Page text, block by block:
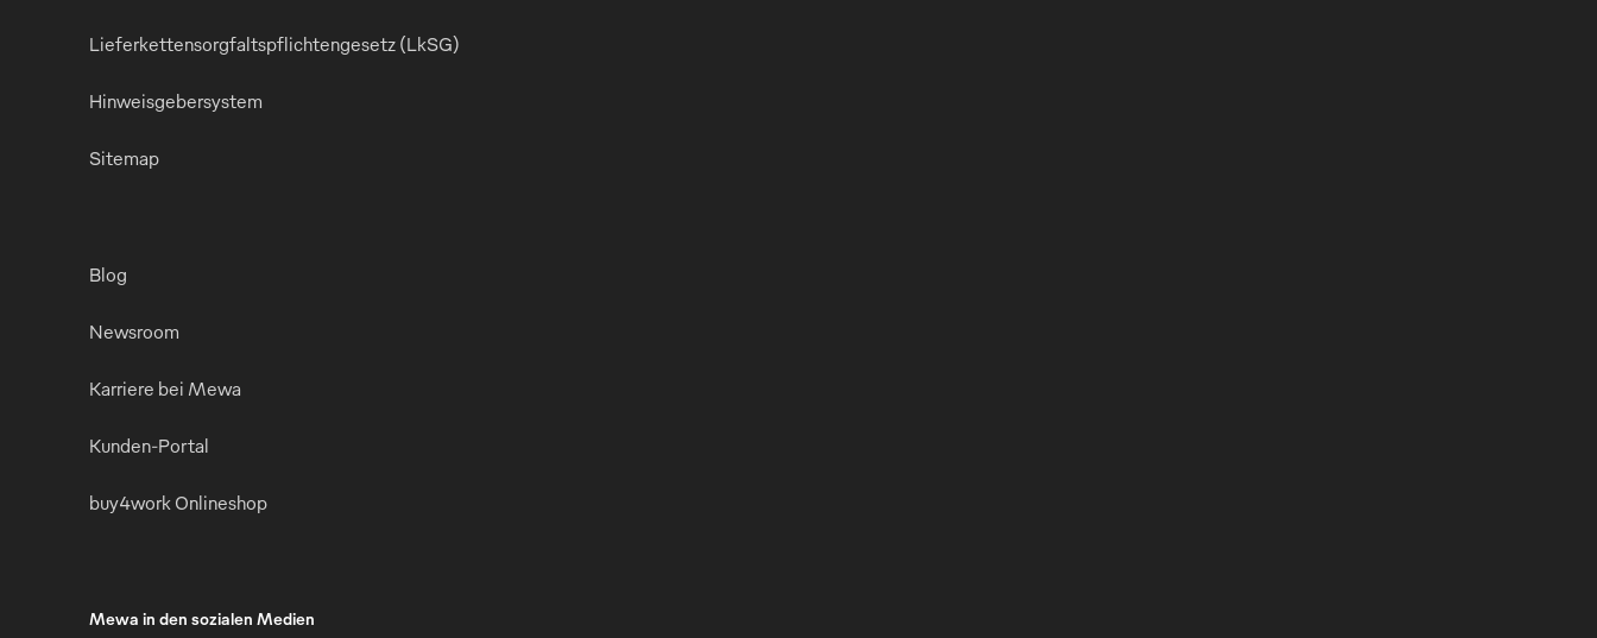
Lieferkettensorgfaltspflichtengesetz (LkSG)
Hinweisgebersystem
Sitemap
Blog
Newsroom
Karriere bei Mewa
Kunden-Portal
buy4work Onlineshop
Mewa in den sozialen Medien